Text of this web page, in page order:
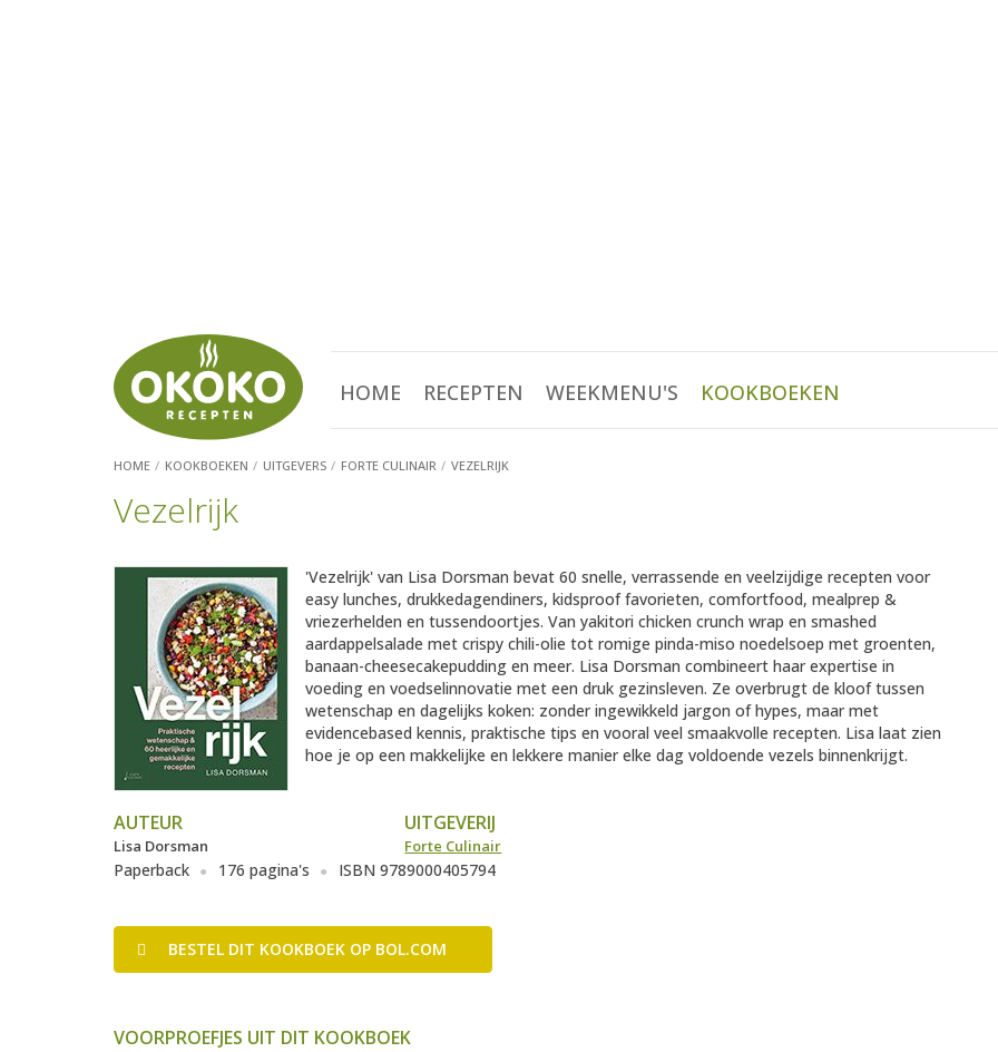
HOME RECEPTEN WEEKMENU'S KOOKBOEKEN
HOME KOOKBOEKEN UITGEVERS FORTE CULINAIR VEZELRIJK
Vezelrijk
'Vezelrijk' van Lisa Dorsman bevat 60 snelle, verrassende en veelzijdige recepten voor
easy lunches, drukkedagendiners, kidsproof favorieten, comfortfood, mealprep &
vriezerhelden en tussendoortjes. Van yakitori chicken crunch wrap en smashed
aardappelsalade met crispy chili-olie tot romige pinda-miso noedelsoep met groenten,
banaan-cheesecakepudding en meer. Lisa Dorsman combineert haar expertise in
voeding en voedselinnovatie met een druk gezinsleven. Ze overbrugt de kloof tussen
wetenschap en dagelijks koken: zonder ingewikkeld jargon of hypes, maar met
evidencebased kennis, praktische tips en vooral veel smaakvolle recepten. Lisa laat zien
hoe je op een makkelijke en lekkere manier elke dag voldoende vezels binnenkrijgt.
AUTEUR
Lisa Dorsman
UITGEVERIJ
Forte Culinair
Paperback 176 pagina's ISBN 9789000405794
BESTEL DIT KOOKBOEK OP BOL.COM
VOORPROEFJES UIT DIT KOOKBOEK